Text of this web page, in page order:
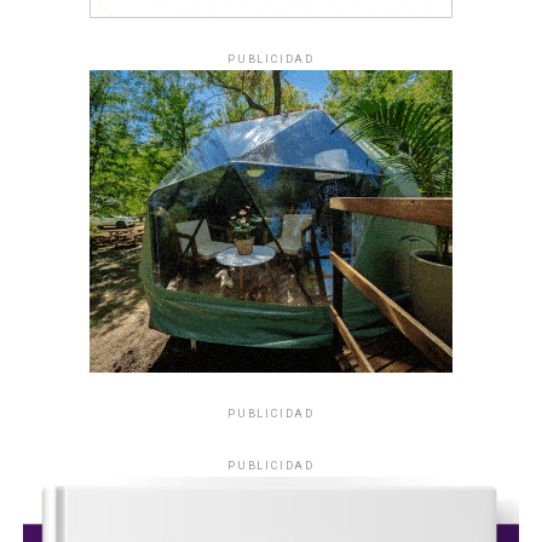
PUBLICIDAD
PUBLICIDAD
PUBLICIDAD